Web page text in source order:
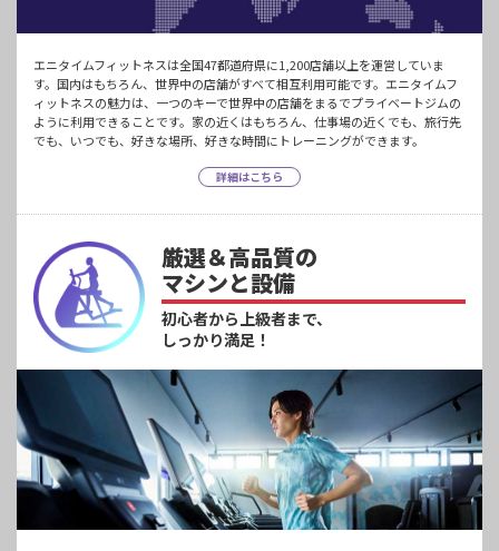
エニタイムフィットネスは全国47都道府県に1,200店舗以上を運営していま
す。国内はもちろん、世界中の店舗がすべて相互利用可能です。エニタイムフ
ィットネスの魅力は、一つのキーで世界中の店舗をまるでプライベートジムの
ように利用できることです。家の近くはもちろん、仕事場の近くでも、旅行先
でも、いつでも、好きな場所、好きな時間にトレーニングができます。
詳細はこちら
厳選＆高品質の
マシンと設備
初心者から上級者まで、
しっかり満足！